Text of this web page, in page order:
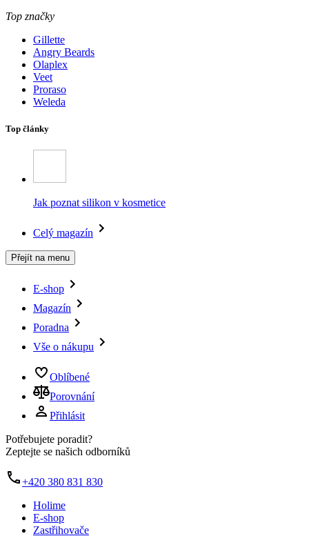
Top značky
Gillette
Angry Beards
Olaplex
Veet
Proraso
Weleda
Top články
Jak poznat silikon v kosmetice
Celý magazín
Přejít na menu
E-shop
Magazín
Poradna
Vše o nákupu
Oblíbené
Porovnání
Přihlásit
Potřebujete poradit?
Zeptejte se našich odborníků
+420 380 831 830
Holime
E-shop
Zastřihovače